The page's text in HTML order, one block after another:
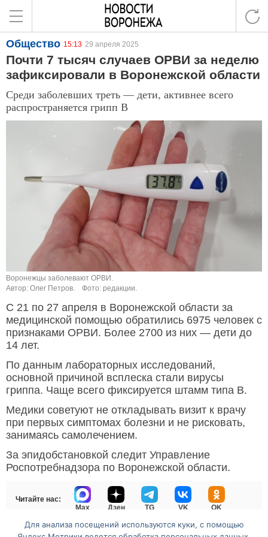
Общество 15:13 29 апреля 2025
Почти 7 тысяч случаев ОРВИ за неделю
зафиксировали в Воронежской области
Среди заболевших треть — дети, активнее всего
распространяется грипп В
Воронежцы заболевают ОРВИ.
Автор: Олег Петров.
Фото: редакции.
С 21 по 27 апреля в Воронежской области за
медицинской помощью обратились 6975 человек с
признаками ОРВИ. Более 2700 из них — дети до
14 лет.
По данным лабораторных исследований,
основной причиной всплеска стали вирусы
гриппа. Чаще всего фиксируется штамм типа В.
Медики советуют не откладывать визит к врачу
при первых симптомах болезни и не рисковать,
занимаясь самолечением.
За эпидобстановкой следит Управление
Роспотребнадзора по Воронежской области.
Читайте нас:
Max
Дзен TG VK OK
Для анализа посещений используются куки, с помощью